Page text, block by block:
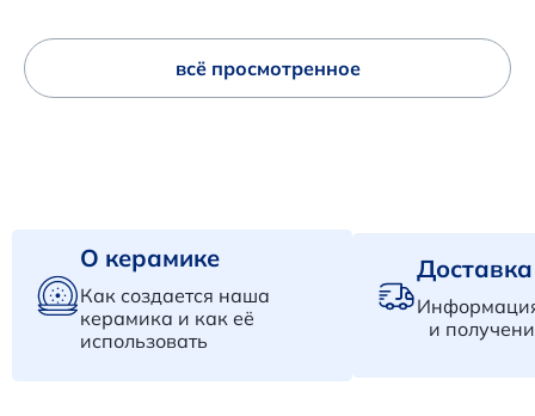
всё просмотренное
О керамике
Как создается наша
керамика и как её
использовать
и